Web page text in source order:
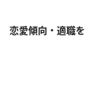
恋愛傾向・適職を